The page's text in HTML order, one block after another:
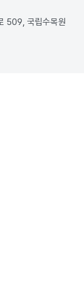
509, 국립수목원